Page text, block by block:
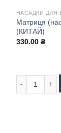
НАСАДКИ ДЛЯ
Матриця
(КИТАЙ)
330.00 ₴
Матриця